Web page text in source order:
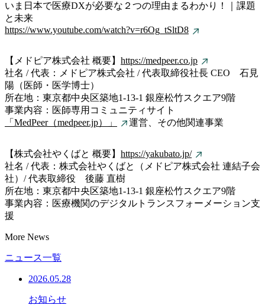
いま日本で医療DXが必要な２つの理由まるわかり！｜課題
と未来
https://www.youtube.com/watch?v=r6Og_tSltD8
【メドピア株式会社 概要】 https://medpeer.co.jp
社名 / 代表：メドピア株式会社 / 代表取締役社長 CEO 石見
陽（医師・医学博士）
所在地：東京都中央区築地1-13-1 銀座松竹スクエア9階
事業内容：医師専用コミュニティサイト
「MedPeer（medpeer.jp）」
運営、その他関連事業
【株式会社やくばと 概要】 https://yakubato.jp/
社名 / 代表：株式会社やくばと（メドピア株式会社 連結子会
社）/ 代表取締役 後藤 直樹
所在地：東京都中央区築地1-13-1 銀座松竹スクエア9階
事業内容：医療機関のデジタルトランスフォーメーション支
援
More News
ニュース一覧
2026.05.28
お知らせ